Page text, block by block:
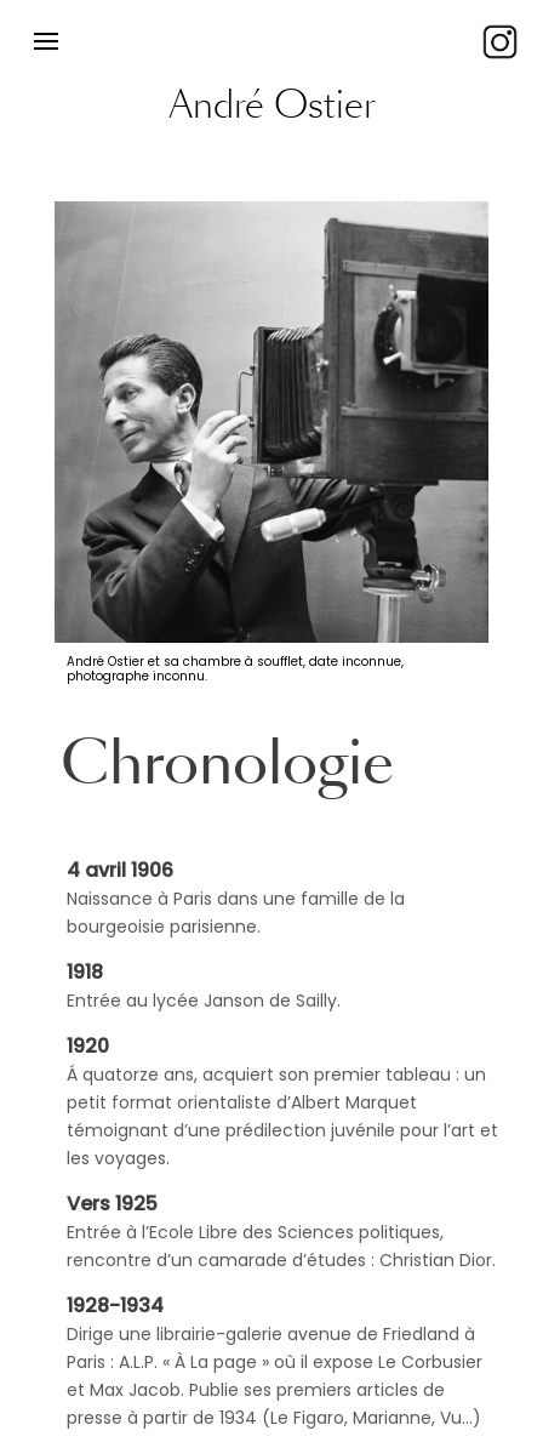
André Ostier
André Ostier et sa chambre à soufflet, date inconnue,
photographe inconnu.
Chronologie
4 avril 1906
Naissance à Paris dans une famille de la
bourgeoisie parisienne.
1918
Entrée au lycée Janson de Sailly.
1920
Á quatorze ans, acquiert son premier tableau : un
petit format orientaliste d’Albert Marquet
témoignant d’une prédilection juvénile pour l’art et
les voyages.
Vers 1925
Entrée à l’Ecole Libre des Sciences politiques,
rencontre d’un camarade d’études : Christian Dior.
1928-1934
Dirige une librairie-galerie avenue de Friedland à
Paris : A.L.P. « À La page » où il expose Le Corbusier
et Max Jacob. Publie ses premiers articles de
presse à partir de 1934 (Le Figaro, Marianne, Vu…)